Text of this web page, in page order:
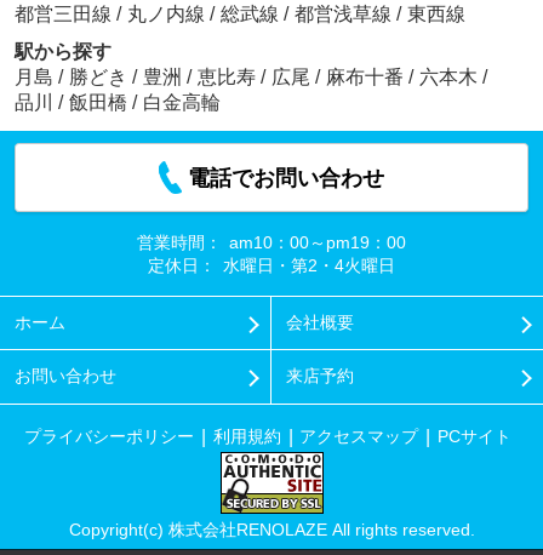
都営三田線 / 丸ノ内線 / 総武線 / 都営浅草線 / 東西線
駅から探す
月島 / 勝どき / 豊洲 / 恵比寿 / 広尾 / 麻布十番 / 六本木 /
品川
/ 飯田橋 / 白金高輪
電話でお問い合わせ
営業時間：
am10：00～pm19：00
定休日：
水曜日・第2・4火曜日
ホーム 会社概要
お問い合わせ 来店予約
プライバシーポリシー 利用規約 アクセスマップ PCサイト
Copyright(c) 株式会社RENOLAZE All rights reserved.